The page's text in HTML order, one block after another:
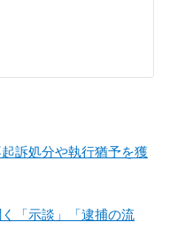
訴処分や執行猶予を獲
「示談」「逮捕の流